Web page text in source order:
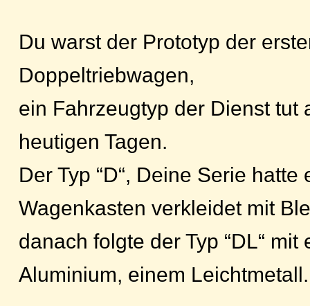
Du warst der Prototyp der
Doppeltriebwagen,
ein Fahrzeugtyp der Dienst tut
heutigen Tagen.
Der Typ “D“, Deine Serie hatte
Wagenkasten verkleidet mit
danach folgte der Typ “DL“
Aluminium, einem Leichtmetall.